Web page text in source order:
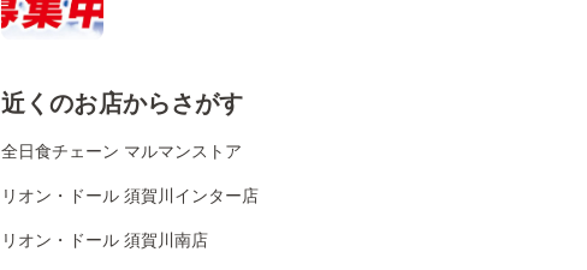
近くのお店からさがす
全日食チェーン マルマンストア
リオン・ドール 須賀川インター店
リオン・ドール 須賀川南店